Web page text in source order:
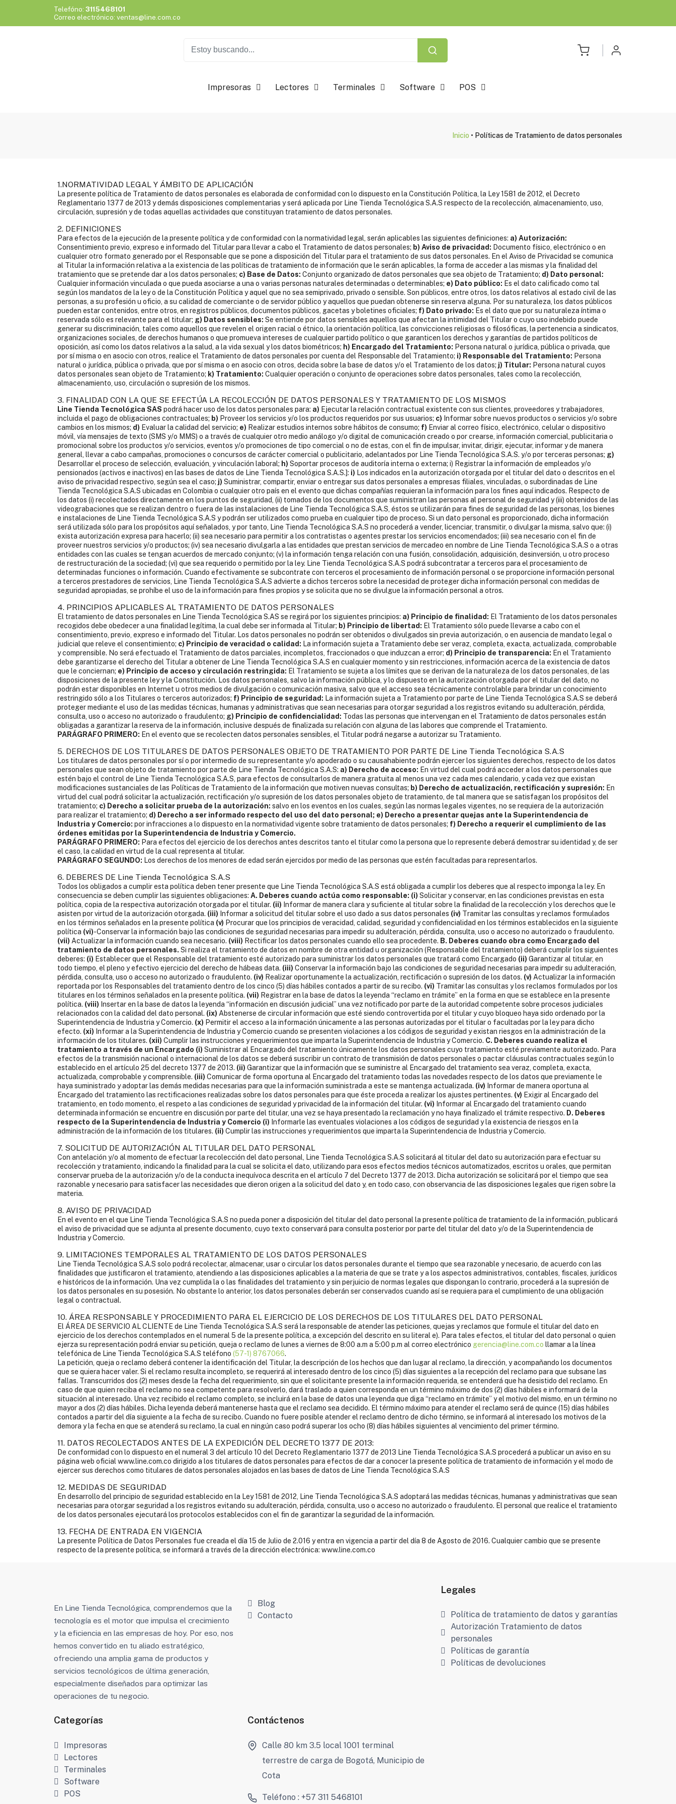
Telefóno: 3115468101
Correo electrónico: ventas@line.com.co
Impresoras Lectores Terminales Software POS
Inicio • Políticas de Tratamiento de datos personales
1.NORMATIVIDAD LEGAL Y ÁMBITO DE APLICACIÓN
La presente política de Tratamiento de datos personales es elaborada de conformidad con lo dispuesto en la Constitución Política, la Ley 1581 de 2012, el Decreto
Reglamentario 1377 de 2013 y demás disposiciones complementarias y será aplicada por Line Tienda Tecnológica S.A.S respecto de la recolección, almacenamiento, uso,
circulación, supresión y de todas aquellas actividades que constituyan tratamiento de datos personales.
2. DEFINICIONES
Para efectos de la ejecución de la presente política y de conformidad con la normatividad legal, serán aplicables las siguientes definiciones: a) Autorización:
Consentimiento previo, expreso e informado del Titular para llevar a cabo el Tratamiento de datos personales; b) Aviso de privacidad: Documento físico, electrónico o en
cualquier otro formato generado por el Responsable que se pone a disposición del Titular para el tratamiento de sus datos personales. En el Aviso de Privacidad se comunica
al Titular la información relativa a la existencia de las políticas de tratamiento de información que le serán aplicables, la forma de acceder a las mismas y la finalidad del
tratamiento que se pretende dar a los datos personales; c) Base de Datos: Conjunto organizado de datos personales que sea objeto de Tratamiento; d) Dato personal:
Cualquier información vinculada o que pueda asociarse a una o varias personas naturales determinadas o determinables; e) Dato público: Es el dato calificado como tal
según los mandatos de la ley o de la Constitución Política y aquel que no sea semiprivado, privado o sensible. Son públicos, entre otros, los datos relativos al estado civil de las
personas, a su profesión u oficio, a su calidad de comerciante o de servidor público y aquellos que puedan obtenerse sin reserva alguna. Por su naturaleza, los datos públicos
pueden estar contenidos, entre otros, en registros públicos, documentos públicos, gacetas y boletines oficiales; f) Dato privado: Es el dato que por su naturaleza íntima o
reservada sólo es relevante para el titular; g) Datos sensibles: Se entiende por datos sensibles aquellos que afectan la intimidad del Titular o cuyo uso indebido puede
generar su discriminación, tales como aquellos que revelen el origen racial o étnico, la orientación política, las convicciones religiosas o filosóficas, la pertenencia a sindicatos,
organizaciones sociales, de derechos humanos o que promueva intereses de cualquier partido político o que garanticen los derechos y garantías de partidos políticos de
oposición, así como los datos relativos a la salud, a la vida sexual y los datos biométricos; h) Encargado del Tratamiento: Persona natural o jurídica, pública o privada, que
por sí misma o en asocio con otros, realice el Tratamiento de datos personales por cuenta del Responsable del Tratamiento; i) Responsable del Tratamiento: Persona
natural o jurídica, pública o privada, que por sí misma o en asocio con otros, decida sobre la base de datos y/o el Tratamiento de los datos; j) Titular: Persona natural cuyos
datos personales sean objeto de Tratamiento; k) Tratamiento: Cualquier operación o conjunto de operaciones sobre datos personales, tales como la recolección,
almacenamiento, uso, circulación o supresión de los mismos.
3. FINALIDAD CON LA QUE SE EFECTÚA LA RECOLECCIÓN DE DATOS PERSONALES Y TRATAMIENTO DE LOS MISMOS
Line Tienda Tecnológica SAS podrá hacer uso de los datos personales para: a) Ejecutar la relación contractual existente con sus clientes, proveedores y trabajadores,
incluida el pago de obligaciones contractuales; b) Proveer los servicios y/o los productos requeridos por sus usuarios; c) Informar sobre nuevos productos o servicios y/o sobre
cambios en los mismos; d) Evaluar la calidad del servicio; e) Realizar estudios internos sobre hábitos de consumo; f) Enviar al correo físico, electrónico, celular o dispositivo
móvil, vía mensajes de texto (SMS y/o MMS) o a través de cualquier otro medio análogo y/o digital de comunicación creado o por crearse, información comercial, publicitaria o
promocional sobre los productos y/o servicios, eventos y/o promociones de tipo comercial o no de estas, con el fin de impulsar, invitar, dirigir, ejecutar, informar y de manera
general, llevar a cabo campañas, promociones o concursos de carácter comercial o publicitario, adelantados por Line Tienda Tecnológica S.A.S. y/o por terceras personas; g)
Desarrollar el proceso de selección, evaluación, y vinculación laboral; h) Soportar procesos de auditoría interna o externa; i) Registrar la información de empleados y/o
pensionados (activos e inactivos) en las bases de datos de Line Tienda Tecnológica S.A.S.]: i) Los indicados en la autorización otorgada por el titular del dato o descritos en el
aviso de privacidad respectivo, según sea el caso; j) Suministrar, compartir, enviar o entregar sus datos personales a empresas filiales, vinculadas, o subordinadas de Line
Tienda Tecnológica S.A.S ubicadas en Colombia o cualquier otro país en el evento que dichas compañías requieran la información para los fines aquí indicados. Respecto de
los datos (i) recolectados directamente en los puntos de seguridad, (ii) tomados de los documentos que suministran las personas al personal de seguridad y (iii) obtenidos de las
videograbaciones que se realizan dentro o fuera de las instalaciones de Line Tienda Tecnológica S.A.S, éstos se utilizarán para fines de seguridad de las personas, los bienes
e instalaciones de Line Tienda Tecnológica S.A.S y podrán ser utilizados como prueba en cualquier tipo de proceso. Si un dato personal es proporcionado, dicha información
será utilizada sólo para los propósitos aquí señalados, y por tanto, Line Tienda Tecnológica S.A.S no procederá a vender, licenciar, transmitir, o divulgar la misma, salvo que: (i)
exista autorización expresa para hacerlo; (ii) sea necesario para permitir a los contratistas o agentes prestar los servicios encomendados; (iii) sea necesario con el fin de
proveer nuestros servicios y/o productos; (iv) sea necesario divulgarla a las entidades que prestan servicios de mercadeo en nombre de Line Tienda Tecnológica S.A.S o a otras
entidades con las cuales se tengan acuerdos de mercado conjunto; (v) la información tenga relación con una fusión, consolidación, adquisición, desinversión, u otro proceso
de restructuración de la sociedad; (vi) que sea requerido o permitido por la ley. Line Tienda Tecnológica S.A.S podrá subcontratar a terceros para el procesamiento de
determinadas funciones o información. Cuando efectivamente se subcontrate con terceros el procesamiento de información personal o se proporcione información personal
a terceros prestadores de servicios, Line Tienda Tecnológica S.A.S advierte a dichos terceros sobre la necesidad de proteger dicha información personal con medidas de
seguridad apropiadas, se prohíbe el uso de la información para fines propios y se solicita que no se divulgue la información personal a otros.
4. PRINCIPIOS APLICABLES AL TRATAMIENTO DE DATOS PERSONALES
El tratamiento de datos personales en Line Tienda Tecnológica S.AS se regirá por los siguientes principios: a) Principio de finalidad: El Tratamiento de los datos personales
recogidos debe obedecer a una finalidad legítima, la cual debe ser informada al Titular; b) Principio de libertad: El Tratamiento sólo puede llevarse a cabo con el
consentimiento, previo, expreso e informado del Titular. Los datos personales no podrán ser obtenidos o divulgados sin previa autorización, o en ausencia de mandato legal o
judicial que releve el consentimiento; c) Principio de veracidad o calidad: La información sujeta a Tratamiento debe ser veraz, completa, exacta, actualizada, comprobable
y comprensible. No será efectuado el Tratamiento de datos parciales, incompletos, fraccionados o que induzcan a error; d) Principio de transparencia: En el Tratamiento
debe garantizarse el derecho del Titular a obtener de Line Tienda Tecnológica S.A.S en cualquier momento y sin restricciones, información acerca de la existencia de datos
que le conciernan; e) Principio de acceso y circulación restringida: El Tratamiento se sujeta a los límites que se derivan de la naturaleza de los datos personales, de las
disposiciones de la presente ley y la Constitución. Los datos personales, salvo la información pública, y lo dispuesto en la autorización otorgada por el titular del dato, no
podrán estar disponibles en Internet u otros medios de divulgación o comunicación masiva, salvo que el acceso sea técnicamente controlable para brindar un conocimiento
restringido sólo a los Titulares o terceros autorizados; f) Principio de seguridad: La información sujeta a Tratamiento por parte de Line Tienda Tecnológica S.A.S se deberá
proteger mediante el uso de las medidas técnicas, humanas y administrativas que sean necesarias para otorgar seguridad a los registros evitando su adulteración, pérdida,
consulta, uso o acceso no autorizado o fraudulento; g) Principio de confidencialidad: Todas las personas que intervengan en el Tratamiento de datos personales están
obligadas a garantizar la reserva de la información, inclusive después de finalizada su relación con alguna de las labores que comprende el Tratamiento.
PARÁGRAFO PRIMERO: En el evento que se recolecten datos personales sensibles, el Titular podrá negarse a autorizar su Tratamiento.
5. DERECHOS DE LOS TITULARES DE DATOS PERSONALES OBJETO DE TRATAMIENTO POR PARTE DE Line Tienda Tecnológica S.A.S
Los titulares de datos personales por sí o por intermedio de su representante y/o apoderado o su causahabiente podrán ejercer los siguientes derechos, respecto de los datos
personales que sean objeto de tratamiento por parte de Line Tienda Tecnológica S.A.S: a) Derecho de acceso: En virtud del cual podrá acceder a los datos personales que
estén bajo el control de Line Tienda Tecnológica S.A.S, para efectos de consultarlos de manera gratuita al menos una vez cada mes calendario, y cada vez que existan
modificaciones sustanciales de las Políticas de Tratamiento de la información que motiven nuevas consultas; b) Derecho de actualización, rectificación y supresión: En
virtud del cual podrá solicitar la actualización, rectificación y/o supresión de los datos personales objeto de tratamiento, de tal manera que se satisfagan los propósitos del
tratamiento; c) Derecho a solicitar prueba de la autorización: salvo en los eventos en los cuales, según las normas legales vigentes, no se requiera de la autorización
para realizar el tratamiento; d) Derecho a ser informado respecto del uso del dato personal; e) Derecho a presentar quejas ante la Superintendencia de
Industria y Comercio: por infracciones a lo dispuesto en la normatividad vigente sobre tratamiento de datos personales; f) Derecho a requerir el cumplimiento de las
órdenes emitidas por la Superintendencia de Industria y Comercio.
PARÁGRAFO PRIMERO: Para efectos del ejercicio de los derechos antes descritos tanto el titular como la persona que lo represente deberá demostrar su identidad y, de ser
el caso, la calidad en virtud de la cual representa al titular.
PARÁGRAFO SEGUNDO: Los derechos de los menores de edad serán ejercidos por medio de las personas que estén facultadas para representarlos.
6. DEBERES DE Line Tienda Tecnológica S.A.S
Todos los obligados a cumplir esta política deben tener presente que Line Tienda Tecnológica S.A.S está obligada a cumplir los deberes que al respecto imponga la ley. En
consecuencia se deben cumplir las siguientes obligaciones: A. Deberes cuando actúa como responsable: (i) Solicitar y conservar, en las condiciones previstas en esta
política, copia de la respectiva autorización otorgada por el titular. (ii) Informar de manera clara y suficiente al titular sobre la finalidad de la recolección y los derechos que le
asisten por virtud de la autorización otorgada. (iii) Informar a solicitud del titular sobre el uso dado a sus datos personales (iv) Tramitar las consultas y reclamos formulados
en los términos señalados en la presente política (v) Procurar que los principios de veracidad, calidad, seguridad y confidencialidad en los términos establecidos en la siguiente
política (vi)-Conservar la información bajo las condiciones de seguridad necesarias para impedir su adulteración, pérdida, consulta, uso o acceso no autorizado o fraudulento.
(vii) Actualizar la información cuando sea necesario. (viii) Rectificar los datos personales cuando ello sea procedente. B. Deberes cuando obra como Encargado del
tratamiento de datos personales. Si realiza el tratamiento de datos en nombre de otra entidad u organización (Responsable del tratamiento) deberá cumplir los siguientes
deberes: (i) Establecer que el Responsable del tratamiento esté autorizado para suministrar los datos personales que tratará como Encargado (ii) Garantizar al titular, en
todo tiempo, el pleno y efectivo ejercicio del derecho de hábeas data. (iii) Conservar la información bajo las condiciones de seguridad necesarias para impedir su adulteración,
pérdida, consulta, uso o acceso no autorizado o fraudulento. (iv) Realizar oportunamente la actualización, rectificación o supresión de los datos. (v) Actualizar la información
reportada por los Responsables del tratamiento dentro de los cinco (5) días hábiles contados a partir de su recibo. (vi) Tramitar las consultas y los reclamos formulados por los
titulares en los términos señalados en la presente política. (vii) Registrar en la base de datos la leyenda “reclamo en trámite” en la forma en que se establece en la presente
política. (viii) Insertar en la base de datos la leyenda “información en discusión judicial” una vez notificado por parte de la autoridad competente sobre procesos judiciales
relacionados con la calidad del dato personal. (ix) Abstenerse de circular información que esté siendo controvertida por el titular y cuyo bloqueo haya sido ordenado por la
Superintendencia de Industria y Comercio. (x) Permitir el acceso a la información únicamente a las personas autorizadas por el titular o facultadas por la ley para dicho
efecto. (xi) Informar a la Superintendencia de Industria y Comercio cuando se presenten violaciones a los códigos de seguridad y existan riesgos en la administración de la
información de los titulares. (xii) Cumplir las instrucciones y requerimientos que imparta la Superintendencia de Industria y Comercio. C. Deberes cuando realiza el
tratamiento a través de un Encargado (i) Suministrar al Encargado del tratamiento únicamente los datos personales cuyo tratamiento esté previamente autorizado. Para
efectos de la transmisión nacional o internacional de los datos se deberá suscribir un contrato de transmisión de datos personales o pactar cláusulas contractuales según lo
establecido en el artículo 25 del decreto 1377 de 2013. (ii) Garantizar que la información que se suministre al Encargado del tratamiento sea veraz, completa, exacta,
actualizada, comprobable y comprensible. (iii) Comunicar de forma oportuna al Encargado del tratamiento todas las novedades respecto de los datos que previamente le
haya suministrado y adoptar las demás medidas necesarias para que la información suministrada a este se mantenga actualizada. (iv) Informar de manera oportuna al
Encargado del tratamiento las rectificaciones realizadas sobre los datos personales para que éste proceda a realizar los ajustes pertinentes. (v) Exigir al Encargado del
tratamiento, en todo momento, el respeto a las condiciones de seguridad y privacidad de la información del titular. (vi) Informar al Encargado del tratamiento cuando
determinada información se encuentre en discusión por parte del titular, una vez se haya presentado la reclamación y no haya finalizado el trámite respectivo. D. Deberes
respecto de la Superintendencia de Industria y Comercio (i) Informarle las eventuales violaciones a los códigos de seguridad y la existencia de riesgos en la
administración de la información de los titulares. (ii) Cumplir las instrucciones y requerimientos que imparta la Superintendencia de Industria y Comercio.
7. SOLICITUD DE AUTORIZACIÓN AL TITULAR DEL DATO PERSONAL
Con antelación y/o al momento de efectuar la recolección del dato personal, Line Tienda Tecnológica S.A.S solicitará al titular del dato su autorización para efectuar su
recolección y tratamiento, indicando la finalidad para la cual se solicita el dato, utilizando para esos efectos medios técnicos automatizados, escritos u orales, que permitan
conservar prueba de la autorización y/o de la conducta inequívoca descrita en el artículo 7 del Decreto 1377 de 2013. Dicha autorización se solicitará por el tiempo que sea
razonable y necesario para satisfacer las necesidades que dieron origen a la solicitud del dato y, en todo caso, con observancia de las disposiciones legales que rigen sobre la
materia.
8. AVISO DE PRIVACIDAD
En el evento en el que Line Tienda Tecnológica S.A.S no pueda poner a disposición del titular del dato personal la presente política de tratamiento de la información, publicará
el aviso de privacidad que se adjunta al presente documento, cuyo texto conservará para consulta posterior por parte del titular del dato y/o de la Superintendencia de
Industria y Comercio.
9. LIMITACIONES TEMPORALES AL TRATAMIENTO DE LOS DATOS PERSONALES
Line Tienda Tecnológica S.A.S solo podrá recolectar, almacenar, usar o circular los datos personales durante el tiempo que sea razonable y necesario, de acuerdo con las
finalidades que justificaron el tratamiento, atendiendo a las disposiciones aplicables a la materia de que se trate y a los aspectos administrativos, contables, fiscales, jurídicos
e históricos de la información. Una vez cumplida la o las finalidades del tratamiento y sin perjuicio de normas legales que dispongan lo contrario, procederá a la supresión de
los datos personales en su posesión. No obstante lo anterior, los datos personales deberán ser conservados cuando así se requiera para el cumplimiento de una obligación
legal o contractual.
10. ÁREA RESPONSABLE Y PROCEDIMIENTO PARA EL EJERCICIO DE LOS DERECHOS DE LOS TITULARES DEL DATO PERSONAL
El ÁREA DE SERVICIO AL CLIENTE de Line Tienda Tecnológica S.A.S será la responsable de atender las peticiones, quejas y reclamos que formule el titular del dato en
ejercicio de los derechos contemplados en el numeral 5 de la presente política, a excepción del descrito en su literal e). Para tales efectos, el titular del dato personal o quien
ejerza su representación podrá enviar su petición, queja o reclamo de lunes a viernes de 8:00 a.m a 5:00 p.m al correo electrónico gerencia@line.com.co llamar a la línea
telefónica de Line Tienda Tecnológica S.A.S teléfono (57-1) 8767066.
La petición, queja o reclamo deberá contener la identificación del Titular, la descripción de los hechos que dan lugar al reclamo, la dirección, y acompañando los documentos
que se quiera hacer valer. Si el reclamo resulta incompleto, se requerirá al interesado dentro de los cinco (5) días siguientes a la recepción del reclamo para que subsane las
fallas. Transcurridos dos (2) meses desde la fecha del requerimiento, sin que el solicitante presente la información requerida, se entenderá que ha desistido del reclamo. En
caso de que quien reciba el reclamo no sea competente para resolverlo, dará traslado a quien corresponda en un término máximo de dos (2) días hábiles e informará de la
situación al interesado. Una vez recibido el reclamo completo, se incluirá en la base de datos una leyenda que diga “reclamo en trámite” y el motivo del mismo, en un término no
mayor a dos (2) días hábiles. Dicha leyenda deberá mantenerse hasta que el reclamo sea decidido. El término máximo para atender el reclamo será de quince (15) días hábiles
contados a partir del día siguiente a la fecha de su recibo. Cuando no fuere posible atender el reclamo dentro de dicho término, se informará al interesado los motivos de la
demora y la fecha en que se atenderá su reclamo, la cual en ningún caso podrá superar los ocho (8) días hábiles siguientes al vencimiento del primer término.
11. DATOS RECOLECTADOS ANTES DE LA EXPEDICIÓN DEL DECRETO 1377 DE 2013:
De conformidad con lo dispuesto en el numeral 3 del artículo 10 del Decreto Reglamentario 1377 de 2013 Line Tienda Tecnológica S.A.S procederá a publicar un aviso en su
página web oficial www.line.com.co dirigido a los titulares de datos personales para efectos de dar a conocer la presente política de tratamiento de información y el modo de
ejercer sus derechos como titulares de datos personales alojados en las bases de datos de Line Tienda Tecnológica S.A.S
12. MEDIDAS DE SEGURIDAD
En desarrollo del principio de seguridad establecido en la Ley 1581 de 2012, Line Tienda Tecnológica S.A.S adoptará las medidas técnicas, humanas y administrativas que sean
necesarias para otorgar seguridad a los registros evitando su adulteración, pérdida, consulta, uso o acceso no autorizado o fraudulento. El personal que realice el tratamiento
de los datos personales ejecutará los protocolos establecidos con el fin de garantizar la seguridad de la información.
13. FECHA DE ENTRADA EN VIGENCIA
La presente Política de Datos Personales fue creada el día 15 de Julio de 2.016 y entra en vigencia a partir del día 8 de Agosto de 2016. Cualquier cambio que se presente
respecto de la presente política, se informará a través de la dirección electrónica: www.line.com.co
En Line Tienda Tecnológica, comprendemos que la
tecnología es el motor que impulsa el crecimiento
y la eficiencia en las empresas de hoy. Por eso, nos
hemos convertido en tu aliado estratégico,
ofreciendo una amplia gama de productos y
servicios tecnológicos de última generación,
especialmente diseñados para optimizar las
operaciones de tu negocio.
Blog
Contacto
Legales
Política de tratamiento de datos y garantías
Autorización Tratamiento de datos
personales
Políticas de garantía
Políticas de devoluciones
Categorías
Impresoras
Lectores
Terminales
Software
POS
Contáctenos
Calle 80 km 3.5 local 1001 terminal
terrestre de carga de Bogotá, Municipio de
Cota
Teléfono : +57 311 5468101